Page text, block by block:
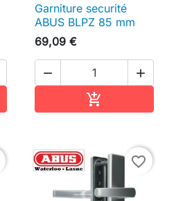
Garniture securité
ABUS BLPZ 85 mm
69,09 €
 

favorite_border